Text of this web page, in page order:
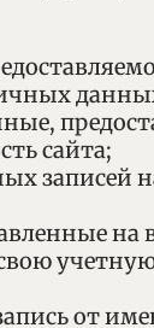
сайта;
на
от